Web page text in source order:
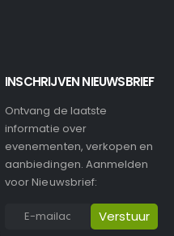
INSCHRIJVEN NIEUWSBRIEF
Ontvang de laatste
informatie over
evenementen, verkopen en
aanbiedingen. Aanmelden
voor Nieuwsbrief: